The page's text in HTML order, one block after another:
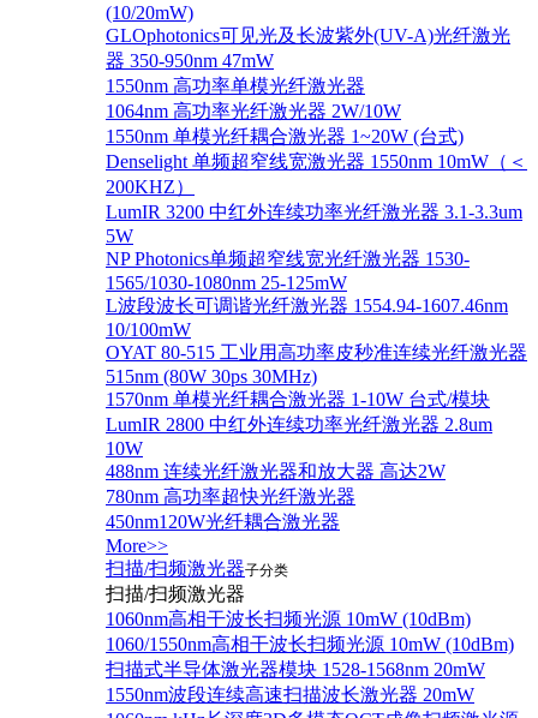
(10/20mW)
GLOphotonics可见光及长波紫外(UV-A)光纤激光
器 350-950nm 47mW
1550nm 高功率单模光纤激光器
1064nm 高功率光纤激光器 2W/10W
1550nm 单模光纤耦合激光器 1~20W (台式)
Denselight 单频超窄线宽激光器 1550nm 10mW（＜
200KHZ）
LumIR 3200 中红外连续功率光纤激光器 3.1-3.3um
5W
NP Photonics单频超窄线宽光纤激光器 1530-
1565/1030-1080nm 25-125mW
L波段波长可调谐光纤激光器 1554.94-1607.46nm
10/100mW
OYAT 80-515 工业用高功率皮秒准连续光纤激光器
515nm (80W 30ps 30MHz)
1570nm 单模光纤耦合激光器 1-10W 台式/模块
LumIR 2800 中红外连续功率光纤激光器 2.8um
10W
488nm 连续光纤激光器和放大器 高达2W
780nm 高功率超快光纤激光器
450nm120W光纤耦合激光器
More>>
扫描/扫频激光器子分类
扫描/扫频激光器
1060nm高相干波长扫频光源 10mW (10dBm)
1060/1550nm高相干波长扫频光源 10mW (10dBm)
扫描式半导体激光器模块 1528-1568nm 20mW
1550nm波段连续高速扫描波长激光器 20mW